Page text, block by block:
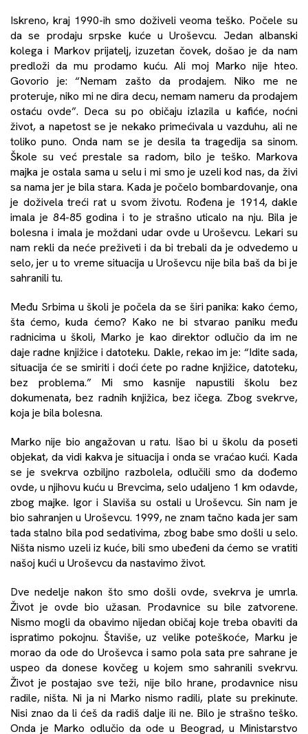
Iskreno, kraj 1990-ih smo doživeli veoma teško. Počele su
da se prodaju srpske kuće u Uroševcu. Jedan albanski
kolega i Markov prijatelj, izuzetan čovek, došao je da nam
predloži da mu prodamo kuću. Ali moj Marko nije hteo.
Govorio je: “Nemam zašto da prodajem. Niko me ne
proteruje, niko mi ne dira decu, nemam nameru da prodajem
ostaću ovde”. Deca su po običaju izlazila u kafiće, noćni
život, a napetost se je nekako primećivala u vazduhu, ali ne
toliko puno. Onda nam se je desila ta tragedija sa sinom.
Škole su već prestale sa radom, bilo je teško. Markova
majka je ostala sama u selu i mi smo je uzeli kod nas, da živi
sa nama jer je bila stara. Kada je počelo bombardovanje, ona
je doživela treći rat u svom životu. Rođena je 1914, dakle
imala je 84-85 godina i to je strašno uticalo na nju. Bila je
bolesna i imala je moždani udar ovde u Uroševcu. Lekari su
nam rekli da neće preživeti i da bi trebali da je odvedemo u
selo, jer u to vreme situacija u Uroševcu nije bila baš da bi je
sahranili tu.
Među Srbima u školi je počela da se širi panika: kako ćemo,
šta ćemo, kuda ćemo? Kako ne bi stvarao paniku među
radnicima u školi, Marko je kao direktor odlučio da im ne
daje radne knjižice i datoteku. Dakle, rekao im je: “Idite sada,
situacija će se smiriti i doći ćete po radne knjižice, datoteku,
bez problema.” Mi smo kasnije napustili školu bez
dokumenata, bez radnih knjižica, bez ičega. Zbog svekrve,
koja je bila bolesna.
Marko nije bio angažovan u ratu. Išao bi u školu da poseti
objekat, da vidi kakva je situacija i onda se vraćao kući. Kada
se je svekrva ozbiljno razbolela, odlučili smo da dođemo
ovde, u njihovu kuću u Brevcima, selo udaljeno 1 km odavde,
zbog majke. Igor i Slaviša su ostali u Uroševcu. Sin nam je
bio sahranjen u Uroševcu. 1999, ne znam tačno kada jer sam
tada stalno bila pod sedativima, zbog babe smo došli u selo.
Ništa nismo uzeli iz kuće, bili smo ubeđeni da ćemo se vratiti
našoj kući u Uroševcu da nastavimo život.
Dve nedelje nakon što smo došli ovde, svekrva je umrla.
Život je ovde bio užasan. Prodavnice su bile zatvorene.
Nismo mogli da obavimo nijedan običaj koje treba obaviti da
ispratimo pokojnu. Štaviše, uz velike poteškoće, Marku je
morao da ode do Uroševca i samo pola sata pre sahrane je
uspeo da donese kovčeg u kojem smo sahranili svekrvu.
Život je postajao sve teži, nije bilo hrane, prodavnice nisu
radile, ništa. Ni ja ni Marko nismo radili, plate su prekinute.
Nisi znao da li ćeš da radiš dalje ili ne. Bilo je strašno teško.
Onda je Marko odlučio da ode u Beograd, u Ministarstvo